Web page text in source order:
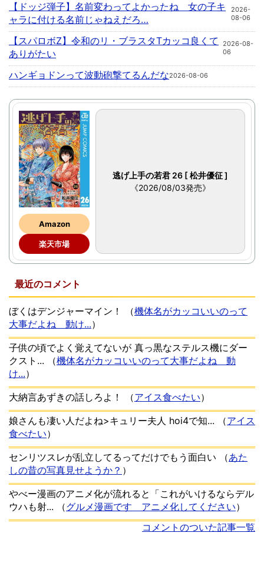
【ドッジ弾子】名前変わってよかったね 女の子キ
ャラに付ける名前じゃねえだろ…
2026-
08-06
【スパロボZ】令和のリ・ブラスタTカッコ良くて
ありがたい
2026-08-
06
ハンギョドンって波動砲撃てるんだな2026-08-06
Amazon
楽天市場
逃げ上手の若君 26 [ 松井優征 ]
《2026/08/03発売》
最近のコメント
ぼくはデンジャーマイン！ （機体名がカッコいいのって
大事だよね 動け...）
子供の頃でよく覚えてないが 真っ黒なステルス機にダー
クスト...
（機体名がカッコいいのって大事だよね 動
け...）
大納言あずきの話しろよ！
（アイス食べたい）
娘さんも凄い人だよね>キュリー夫人 hoi4で知...
（アイス
食べたい）
センリツスレが乱立してるってだけでもう面白い
（あた
しの昔の写真見せようか？ ）
やべー漫画のアニメ化が流れると「これがいけるならデル
ウハも射...
（グルメ漫画です アニメ化してください）
コメントのついた記事一覧